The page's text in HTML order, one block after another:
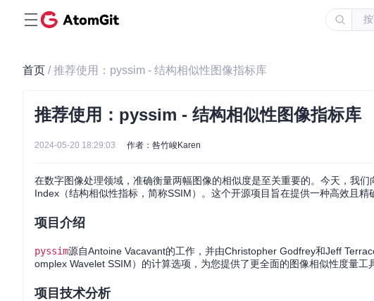
首页 / 推荐使用：pyssim - 结构相似性图像指标库
推荐使用：pyssim - 结构相似性图像指标库
2024-05-20 18:29:03 作者：咎竹峻Karen
在数字图像处理领域，准确衡量两幅图像的相似度是至关重要的。今天，我
Index（结构相似性指标，简称SSIM）。这个开源项目旨在提供一种高效且精
项目介绍
pyssim源自Antoine Vacavant的工作，并由Christopher Godfrey和Jeff
omplex Wavelet SSIM）的计算选项，为您提供了更全面的图像相似性度量工
项目技术分析